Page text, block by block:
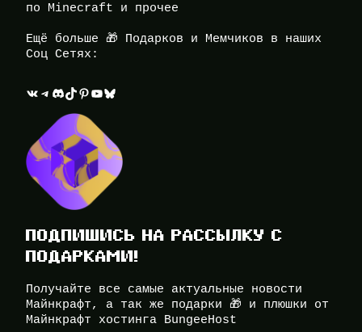
по Minecraft и прочее
Ещё больше 🎁 Подарков и Мемчиков в наших
Соц Сетях:
ВКонтакте Telegram Discord TikTok Pinterest YouTube Bluesky
ПОДПИШИСЬ НА РАССЫЛКУ С
ПОДАРКАМИ!
Получайте все самые актуальные новости
Майнкрафт, а так же подарки 🎁 и плюшки от
Майнкрафт хостинга BungeeHost